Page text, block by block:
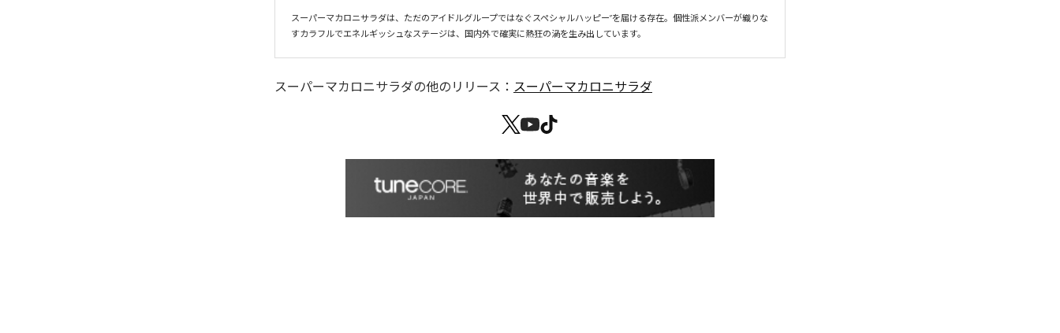
スーパーマカロニサラダは、ただのアイドルグループではなぐスペシャルハッピー”を届ける存在。個性派メンバーが織りな
すカラフルでエネルギッシュなステージは、国内外で確実に熱狂の渦を生み出しています。
スーパーマカロニサラダの他のリリース： スーパーマカロニサラダ